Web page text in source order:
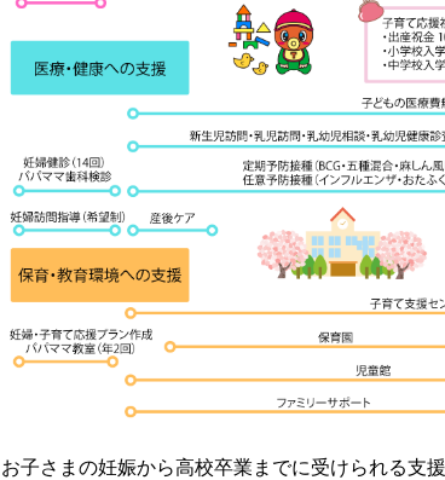
お子さまの妊娠から高校卒業までに受けられる支